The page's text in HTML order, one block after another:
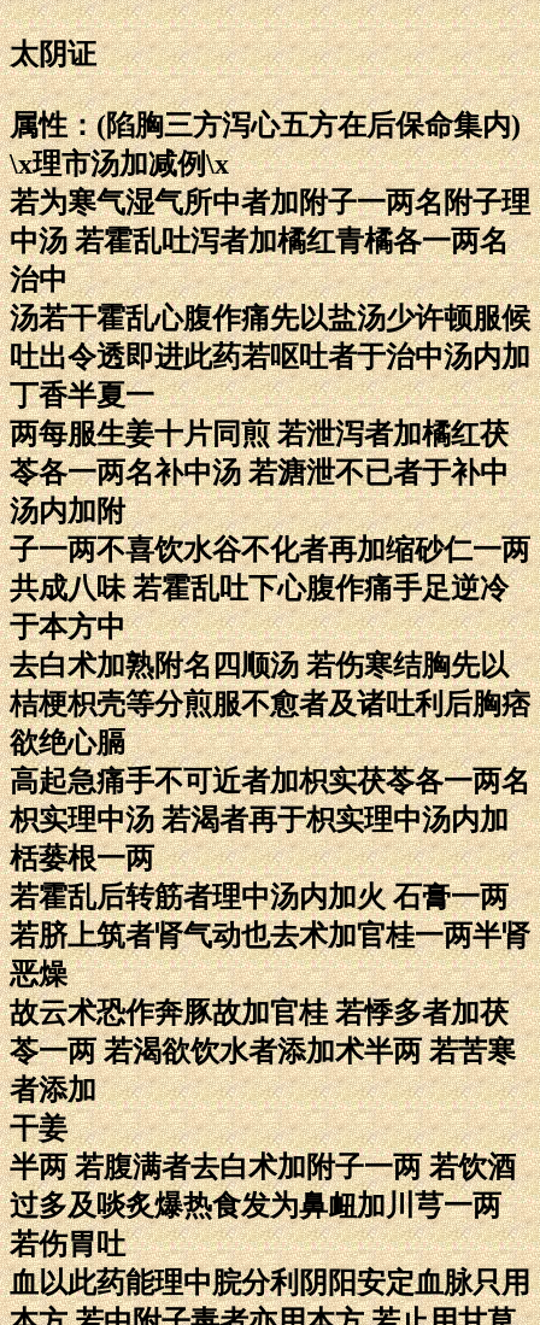
太阴证
属性：(陷胸三方泻心五方在后保命集内)
\x理市汤加减例\x
若为寒气湿气所中者加附子一两名附子理
中汤 若霍乱吐泻者加橘红青橘各一两名
治中
汤若干霍乱心腹作痛先以盐汤少许顿服候
吐出令透即进此药若呕吐者于治中汤内加
丁香半夏一
两每服生姜十片同煎 若泄泻者加橘红茯
苓各一两名补中汤 若溏泄不已者于补中
汤内加附
子一两不喜饮水谷不化者再加缩砂仁一两
共成八味 若霍乱吐下心腹作痛手足逆冷
于本方中
去白术加熟附名四顺汤 若伤寒结胸先以
桔梗枳壳等分煎服不愈者及诸吐利后胸痞
欲绝心膈
高起急痛手不可近者加枳实茯苓各一两名
枳实理中汤 若渴者再于枳实理中汤内加
栝蒌根一两
若霍乱后转筋者理中汤内加火 石膏一两
若脐上筑者肾气动也去术加官桂一两半肾
恶燥
故云术恐作奔豚故加官桂 若悸多者加茯
苓一两 若渴欲饮水者添加术半两 若苦寒
者添加
干姜
半两 若腹满者去白术加附子一两 若饮酒
过多及啖炙爆热食发为鼻衄加川芎一两
若伤胃吐
血以此药能理中脘分利阴阳安定血脉只用